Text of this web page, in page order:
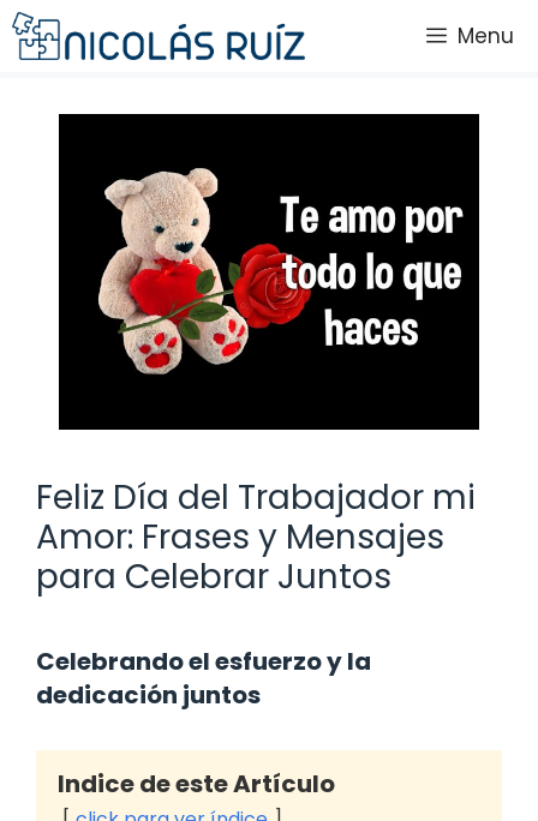
Saltar
al
Menu
Feliz Día del Trabajador mi
Amor: Frases y Mensajes
para Celebrar Juntos
Celebrando el esfuerzo y la
dedicación juntos
Indice de este Artículo